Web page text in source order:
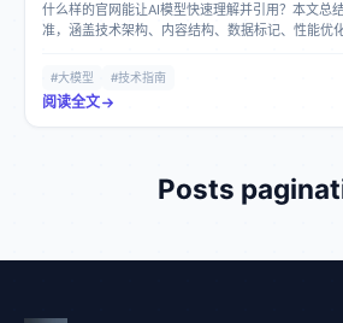
什么样的官网能让AI模型快速理解并引用？本文总
准，涵盖技术架构、内容结构、数据标记、性能优
#大模型 #技术指南
阅读全文
Posts